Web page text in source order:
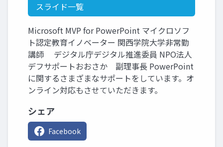
スライド一覧
Microsoft MVP for PowerPoint マイクロソフ
ト認定教育イノベーター 関西学院大学非常勤
講師 デジタル庁デジタル推進委員 NPO法人
デフサポートおおさか 副理事長 PowerPoint
に関するさまざまなサポートをしています。オ
ンライン対応もさせていただきます。
シェア
Facebook